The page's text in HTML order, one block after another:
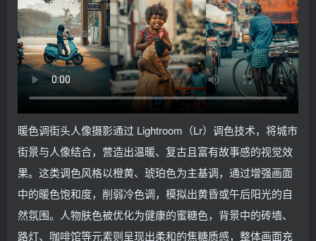
暖色调街头人像摄影通过 Lightroom（Lr）调色技术，将城市
街景与人像结合，营造出温暖、复古且富有故事感的视觉效
果。这类调色风格以橙黄、琥珀色为主基调，通过增强画面
中的暖色饱和度，削弱冷色调，模拟出黄昏或午后阳光的自
然氛围。人物肤色被优化为健康的蜜糖色，背景中的砖墙、
路灯、咖啡馆等元素则呈现出柔和的焦糖质感，整体画面充